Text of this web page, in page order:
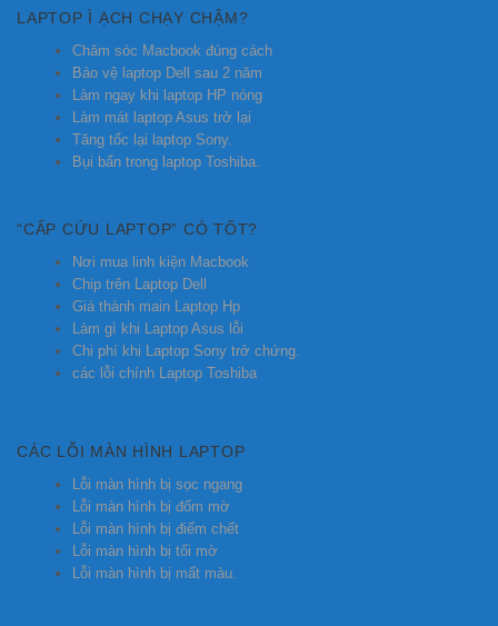
LAPTOP Ì ẠCH CHẠY CHẬM?
Chăm sóc Macbook đúng cách
Bảo vệ laptop Dell sau 2 năm
Làm ngay khi laptop HP nóng
Làm mát laptop Asus trở lại
Tăng tốc lại laptop Sony.
Bụi bẩn trong laptop Toshiba.
“CẤP CỨU LAPTOP” CÓ TỐT?
Nơi mua linh kiện Macbook
Chip trên Laptop Dell
Giá thành main Laptop Hp
Làm gì khi Laptop Asus lỗi
Chi phí khi Laptop Sony trở chứng.
các lỗi chính Laptop Toshiba
CÁC LỖI MÀN HÌNH LAPTOP
Lỗi màn hình bị sọc ngang
Lỗi màn hình bị đốm mờ
Lỗi màn hình bị điểm chết
Lỗi màn hình bị tối mờ
Lỗi màn hình bị mất màu.